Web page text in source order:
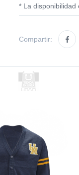
* La disponibilidad
Compartir: